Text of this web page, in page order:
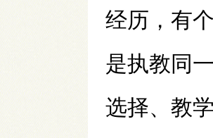
经历，有
是执教同
选择、教